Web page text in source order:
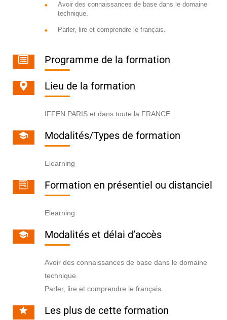
Avoir des connaissances de base dans le domaine
technique.
Parler, lire et comprendre le français.
Programme de la formation
Lieu de la formation
IFFEN PARIS et dans toute la FRANCE
Modalités/Types de formation
Elearning
Formation en présentiel ou distanciel
Elearning
Modalités et délai d’accès
Avoir des connaissances de base dans le domaine
technique.
Parler, lire et comprendre le français.
Les plus de cette formation